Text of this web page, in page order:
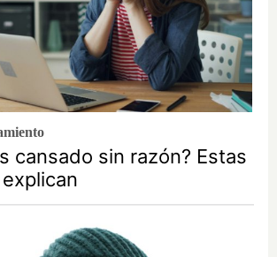
cansado sin razón? Estas